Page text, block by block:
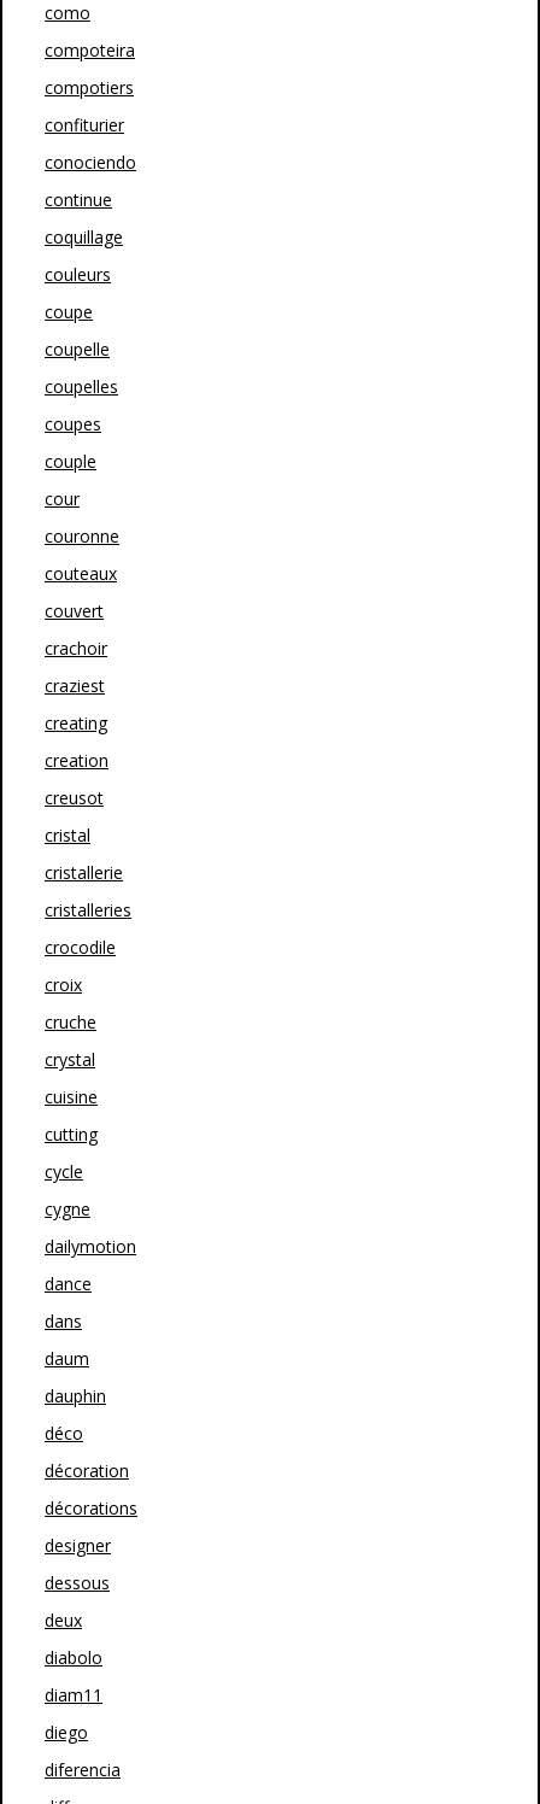
como
compoteira
compotiers
confiturier
conociendo
continue
coquillage
couleurs
coupe
coupelle
coupelles
coupes
couple
cour
couronne
couteaux
couvert
crachoir
craziest
creating
creation
creusot
cristal
cristallerie
cristalleries
crocodile
croix
cruche
crystal
cuisine
cutting
cycle
cygne
dailymotion
dance
dans
daum
dauphin
déco
décoration
décorations
designer
dessous
deux
diabolo
diam11
diego
diferencia